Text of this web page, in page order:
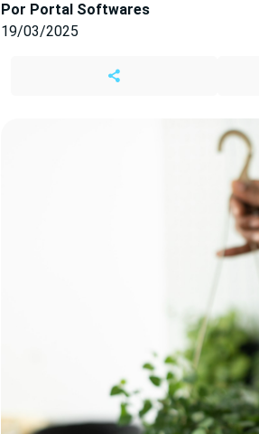
Por Portal Softwares
19/03/2025